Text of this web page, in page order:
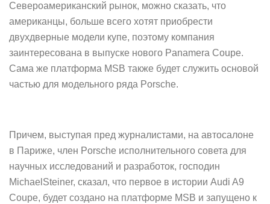
Североамериканский рынок, можно сказать, что
американцы, больше всего хотят приобрести
двухдверные модели купе, поэтому компания
заинтересована в выпуске нового Panamera Coupe.
Сама же платформа MSB также будет служить основой
частью для модельного ряда Porsche.
Причем, выступая пред журналистами, на автосалоне
в Париже, член Porsche исполнительного совета для
научных исследований и разработок, господин
MichaelSteiner, сказал, что первое в истории Audi A9
Coupe, будет создано на платформе MSB и запущено к